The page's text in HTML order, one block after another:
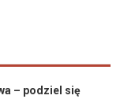
– podziel się